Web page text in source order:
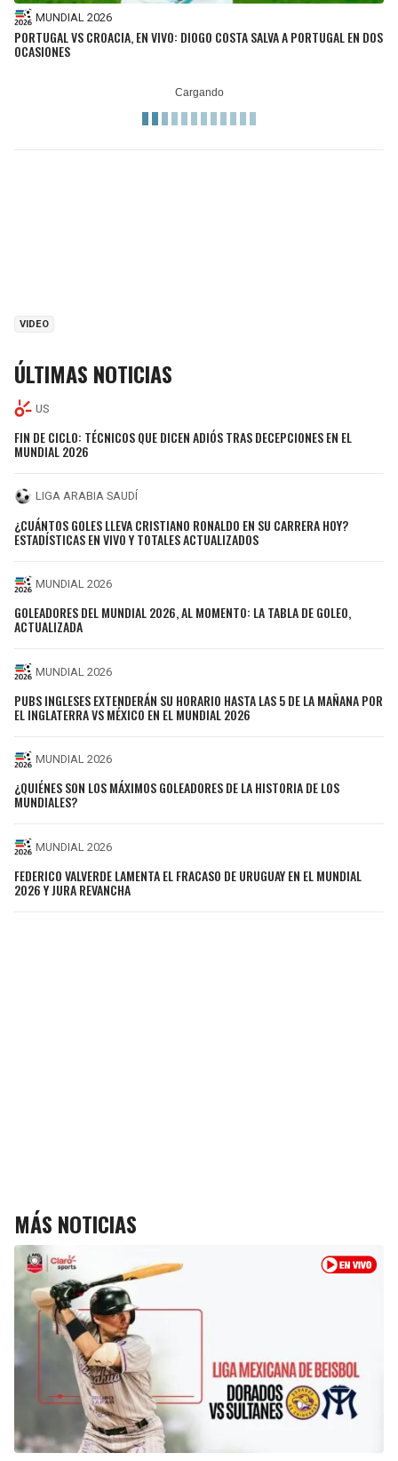
MUNDIAL 2026
PORTUGAL VS CROACIA, EN VIVO: DIOGO COSTA SALVA A PORTUGAL EN DOS
OCASIONES
VIDEO
ÚLTIMAS NOTICIAS
US
FIN DE CICLO: TÉCNICOS QUE DICEN ADIÓS TRAS DECEPCIONES EN EL
MUNDIAL 2026
LIGA ARABIA SAUDÍ
¿CUÁNTOS GOLES LLEVA CRISTIANO RONALDO EN SU CARRERA HOY?
ESTADÍSTICAS EN VIVO Y TOTALES ACTUALIZADOS
MUNDIAL 2026
GOLEADORES DEL MUNDIAL 2026, AL MOMENTO: LA TABLA DE GOLEO,
ACTUALIZADA
MUNDIAL 2026
PUBS INGLESES EXTENDERÁN SU HORARIO HASTA LAS 5 DE LA MAÑANA POR
EL INGLATERRA VS MÉXICO EN EL MUNDIAL 2026
MUNDIAL 2026
¿QUIÉNES SON LOS MÁXIMOS GOLEADORES DE LA HISTORIA DE LOS
MUNDIALES?
MUNDIAL 2026
FEDERICO VALVERDE LAMENTA EL FRACASO DE URUGUAY EN EL MUNDIAL
2026 Y JURA REVANCHA
MÁS NOTICIAS